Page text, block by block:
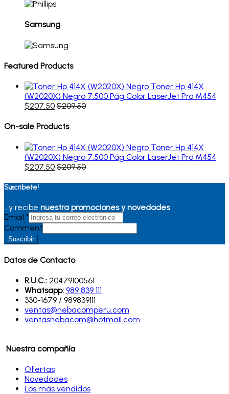
Samsung
Featured Products
Toner Hp 414X
(W2020X) Negro 7,500 Pág Color LaserJet Pro M454
$207.50 $209.50
On-sale Products
Toner Hp 414X
(W2020X) Negro 7,500 Pág Color LaserJet Pro M454
$207.50 $209.50
Suscribete!
...y recibe nuestra promociones y novedades
Email *
Comment
Suscribir
Datos de Contacto
R.U.C.: 20479100561
Whatsapp: 989 839 111
330-1679 / 989839111
ventas@nebacomperu.com
ventasnebacom@hotmail.com
Nuestra compañía
Ofertas
Novedades
Los más vendidos